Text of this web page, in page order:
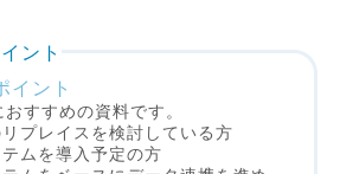
ント
イント
すすめの資料です。
リプレイスを検討している方
ムを導入予定の方